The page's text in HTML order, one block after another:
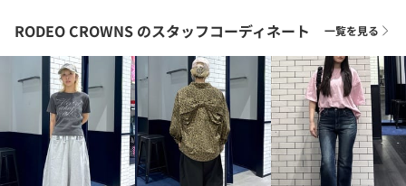
RODEO CROWNS のスタッフコーディネート 一覧を見る